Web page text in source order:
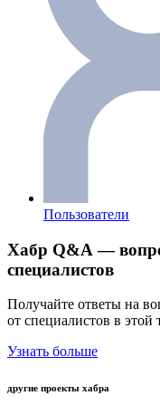
Пользователи
Хабр Q&A —
специалистов
Получайте ответы на
от специалистов в этой
Узнать больше
другие проекты хабра